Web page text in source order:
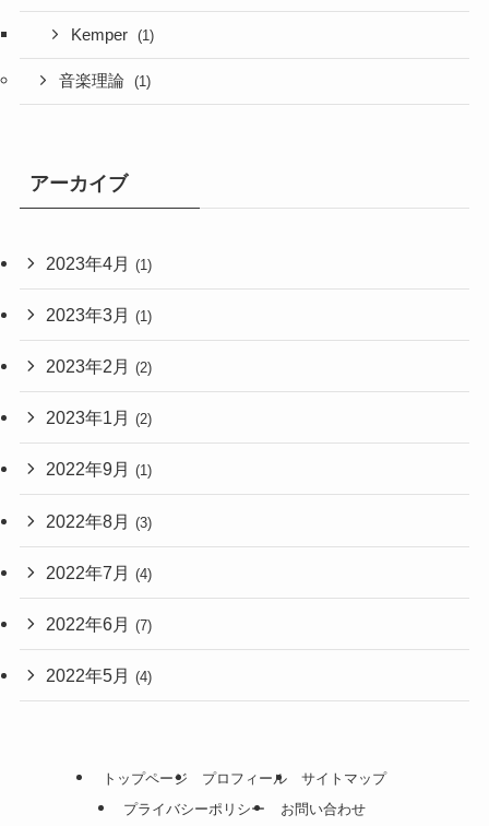
Kemper (1)
音楽理論 (1)
アーカイブ
2023年4月 (1)
2023年3月 (1)
2023年2月 (2)
2023年1月 (2)
2022年9月 (1)
2022年8月 (3)
2022年7月 (4)
2022年6月 (7)
2022年5月 (4)
トップページ プロフィール
サイトマップ
プライバシーポリシー
お問い合わせ